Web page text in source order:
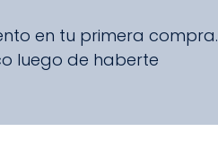
en tu primera compra.
luego de haberte